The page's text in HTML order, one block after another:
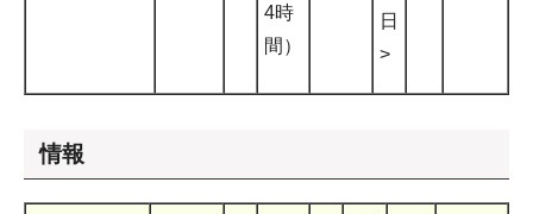
4時
間）
日
>
情報